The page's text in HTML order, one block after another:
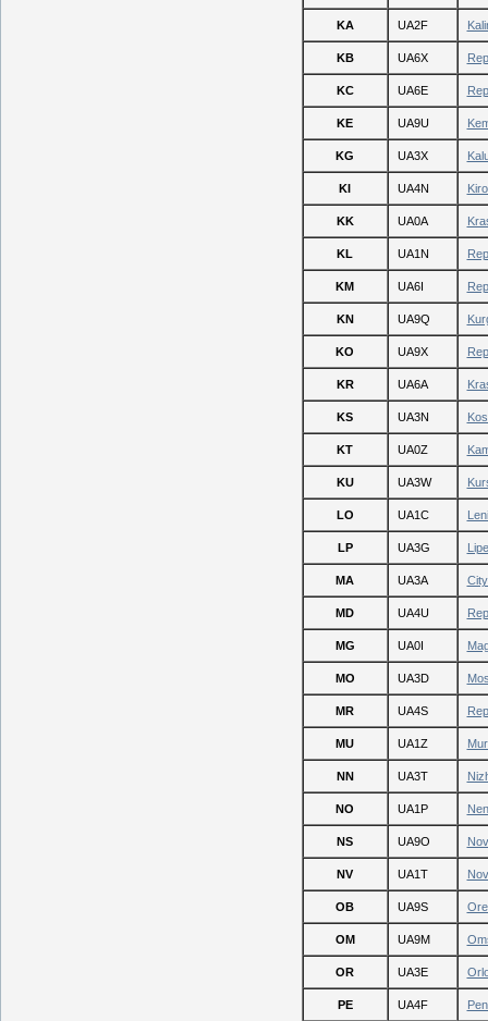
KA UA2F
KB UA6X
KC UA6E
KE UA9U
KG UA3X
KI UA4N
KK UA0A
KL UA1N
KM UA6I
KN UA9Q
KO UA9X
KR UA6A
KS UA3N
KT UA0Z
KU UA3W
LO UA1C
LP UA3G
MA UA3A
MD UA4U
MG UA0I
MO UA3D
MR UA4S
MU UA1Z
NN UA3T
NO UA1P
NS UA9O
NV UA1T
OB UA9S
OM UA9M
OR UA3E
PE UA4F